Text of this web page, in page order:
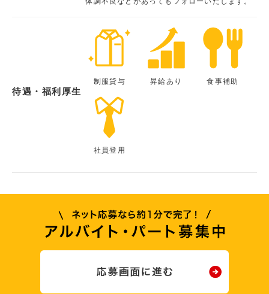
待遇・福利厚生
制服貸与 昇給あり 食事補助
社員登用